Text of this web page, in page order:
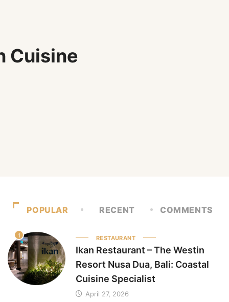
Cuisine
POPULAR RECENT COMMENTS
1 RESTAURANT
Ikan Restaurant – The Westin
Resort Nusa Dua, Bali: Coastal
Cuisine Specialist
April 27, 2026